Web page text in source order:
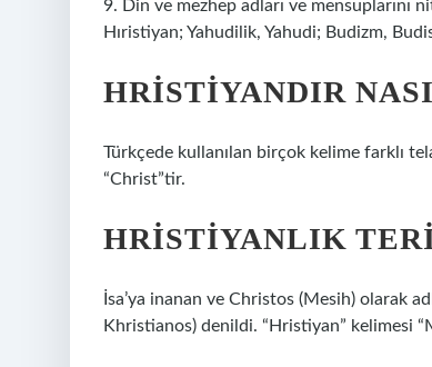
9. Din ve mezhep adları ve mensuplarını
Hıristiyan; Yahudilik, Yahudi; Budizm,
HRISTIYANDIR
Türkçede kullanılan birçok kelime farklı
“Christ”tir.
HRISTIYANLIK
İsa’ya inanan ve Christos (Mesih) olarak
Khristianos) denildi. “Hristiyan” kelimesi